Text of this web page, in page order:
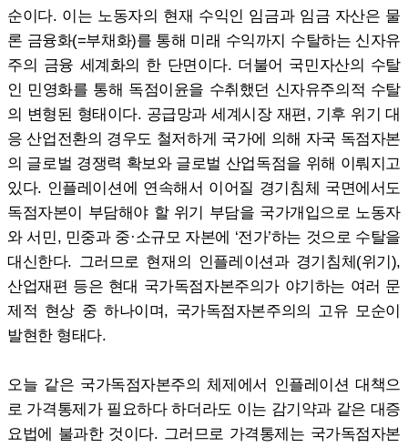
순이다. 이는 노동자의 현재 수익인 임금과 임금 자산은 물
론 금융화(=부채화)를 통해 미래 수익까지 수탈하는 신자유
주의 금융 세계화의 한 단면이다. 더불어 국민자산의 수탈
인 민영화를 통해 독점이윤을 수취했던 신자유주의적 수탈
의 변형된 형태이다. 공급망과 세계시장 재편, 기후 위기 대
응 산업전환의 경우도 철저하게 국가에 의해 자국 독점자본
의 글로벌 경쟁력 확보와 글로벌 산업독점을 위해 이뤄지고
있다. 인플레이션에 연속해서 이어질 경기침체 국면에서도
독점자본이 부담해야 할 위기 부담을 국가개입으로 노동자
와 서민, 민중과 중·소규모 자본에 ‘전가’하는 것으로 수탈을
대신한다. 그러므로 현재의 인플레이션과 경기침체(위기),
산업재편 등은 현대 국가독점자본주의가 야기하는 여러 문
제적 현상 중 하나이며, 국가독점자본주의의 고유 모순이
발현한 형태다.
오늘 같은 국가독점자본주의 체제에서 인플레이션 대책으
로 가격통제가 필요하다 하더라도 이는 감기약과 같은 대증
요법에 불과한 것이다. 그러므로 가격통제는 국가독점자본